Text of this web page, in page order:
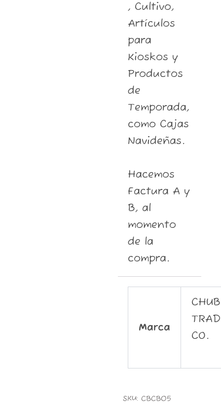
, Cultivo,
Artículos
para
Kioskos y
Productos
de
Temporada,
como Cajas
Navideñas.
Hacemos
Factura A y
B, al
momento
de la
compra.
Marca
CO.
SKU:CBCB05